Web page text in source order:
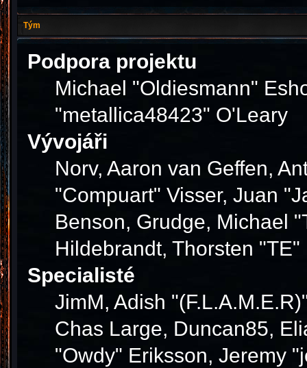
Tým
Podpora projektu
Michael "Oldiesmann"
"metallica48423" O'Leary
Vývojáři
Norv, Aaron van Geffen,
"Compuart" Visser, Juan
Benson, Grudge, Michael
Hildebrandt, Thorsten
Specialisté
JimM, Adish
Chas Large, Duncan85,
"Owdy" Eriksson, Jeremy